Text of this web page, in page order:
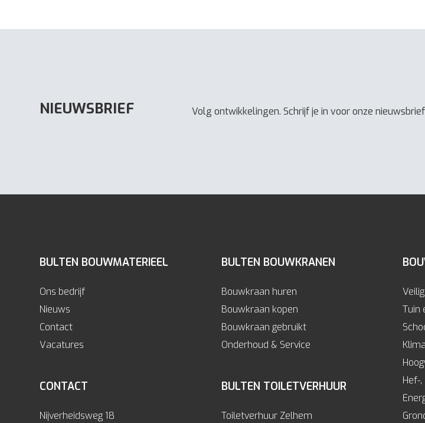
NIEUWSBRIEF Volg ontwikkelingen. Schrijf je in voor onze
BULTEN BOUWMATERIEEL
Ons bedrijf
Nieuws
Contact
Vacatures
Tuin
Hef-
BULTEN BOUWKRANEN
Bouwkraan huren
Bouwkraan kopen
Bouwkraan gebruikt
Onderhoud & Service
CONTACT
Nijverheidsweg 18
BULTEN TOILETVERHUUR
Toiletverhuur Zelhem